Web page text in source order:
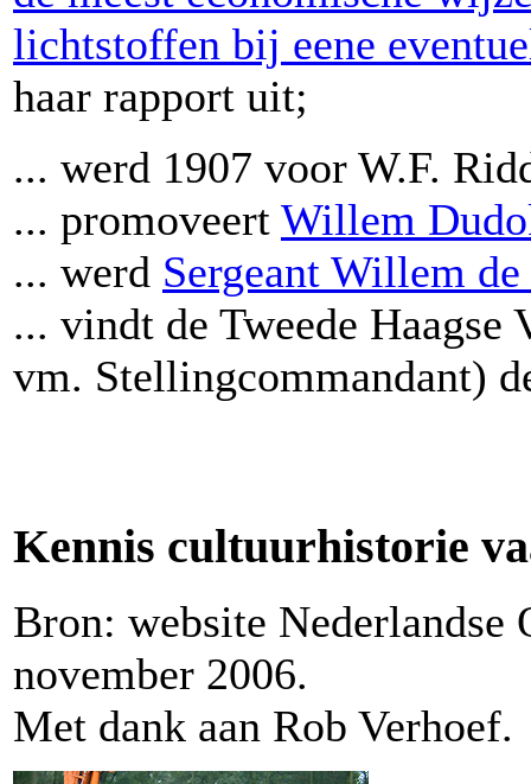
lichtstoffen bij eene
haar rapport uit;
... werd 1907 voor W.F.
... promoveert Willem
... werd Sergeant Willem de
... vindt de Tweede
vm. Stellingcommandant)
Kennis cultuurhistorie
Bron: website Nederlandse
november 2006.
Met dank aan Rob Verhoef.